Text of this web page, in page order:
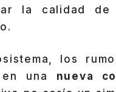
la calidad de
los
en una nueva